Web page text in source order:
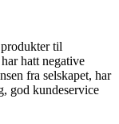
til
hatt negative
fra selskapet, har
god kundeservice